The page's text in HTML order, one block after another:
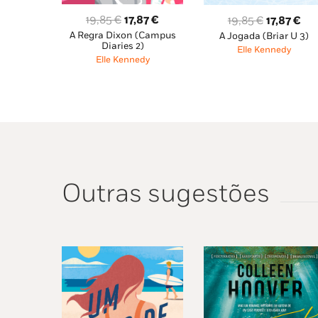
19,85€ O
preço
original
17,87€
preço
A Regra Dixon (Campus
Diaries 2)
Elle Kennedy
19,85€ O
preço
original
17,87€O
A Jogada (Briar U 3)
Elle Kennedy
Outras sugestões